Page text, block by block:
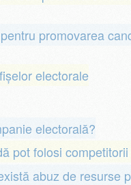
promovarea
electorale
electorală?
pot folosi
abuz de resurse